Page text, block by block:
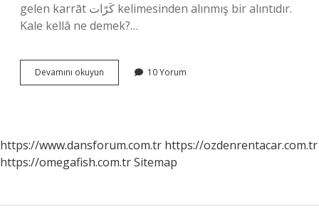
gelen karrāt كَرّات kelimesinden alınmış bir alıntıdır.
Kale kellâ ne demek?…
Devamını okuyun
Ne
10 Yorum
https://www.dansforum.com.tr https://ozdenrentacar.com.tr
https://omegafish.com.trSitemap